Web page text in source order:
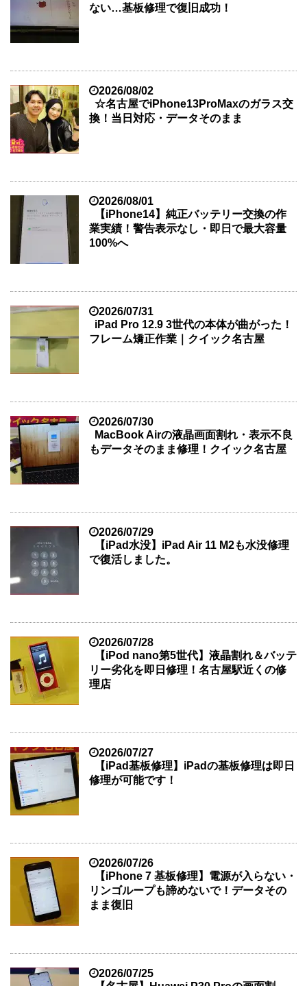
ない…基板修理で復旧成功！
2026/08/02
☆名古屋でiPhone13ProMaxのガラス交
換！当日対応・データそのまま
2026/08/01
【iPhone14】純正バッテリー交換の作
業実績！警告表示なし・即日で最大容量
100%へ
2026/07/31
iPad Pro 12.9 3世代の本体が曲がった！
フレーム矯正作業｜クイック名古屋
2026/07/30
MacBook Airの液晶画面割れ・表示不良
もデータそのまま修理！クイック名古屋
2026/07/29
【iPad水没】iPad Air 11 M2も水没修理
で復活しました。
2026/07/28
【iPod nano第5世代】液晶割れ＆バッテ
リー劣化を即日修理！名古屋駅近くの修
理店
2026/07/27
【iPad基板修理】iPadの基板修理は即日
修理が可能です！
2026/07/26
【iPhone 7 基板修理】電源が入らない・
リンゴループも諦めないで！データその
まま復旧
2026/07/25